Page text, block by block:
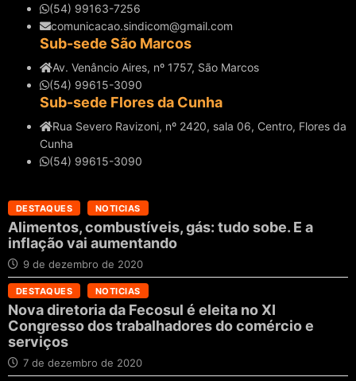
(54) 99163-7256
comunicacao.sindicom@gmail.com
Sub-sede São Marcos
Av. Venâncio Aires, nº 1757, São Marcos
(54) 99615-3090
Sub-sede Flores da Cunha
Rua Severo Ravizoni, nº 2420, sala 06, Centro, Flores da
Cunha
(54) 99615-3090
DESTAQUES NOTICIAS
Alimentos, combustíveis, gás: tudo sobe. E a
inflação vai aumentando
9 de dezembro de 2020
DESTAQUES NOTICIAS
Nova diretoria da Fecosul é eleita no XI
Congresso dos trabalhadores do comércio e
serviços
7 de dezembro de 2020